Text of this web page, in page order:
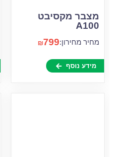
מצבר מקסיבט
A100
מחיר מחירון: ₪799
מידע נוסף